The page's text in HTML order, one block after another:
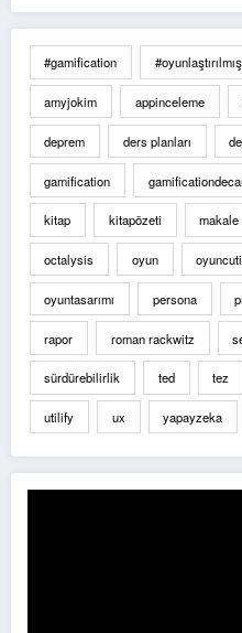
#gamification
amyjokim appinceleme
deprem ders planları
gamification
kitap kitapözeti makale
octalysis oyun
oyuntasarımı persona
rapor roman rackwitz
sürdürebilirlik ted tez
utilify ux yapayzeka